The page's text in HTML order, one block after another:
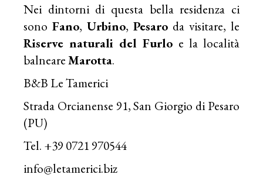
Nei dintorni di questa bella residenza ci
sonoFano,Urbino,Pesaro da visitare, le
Riserve naturali del Furlo e la località
balneareMarotta.
B&B Le Tamerici
Strada Orcianense 91, San Giorgio di Pesaro
(PU)
Tel. +39 0721 970544
info@letamerici.biz